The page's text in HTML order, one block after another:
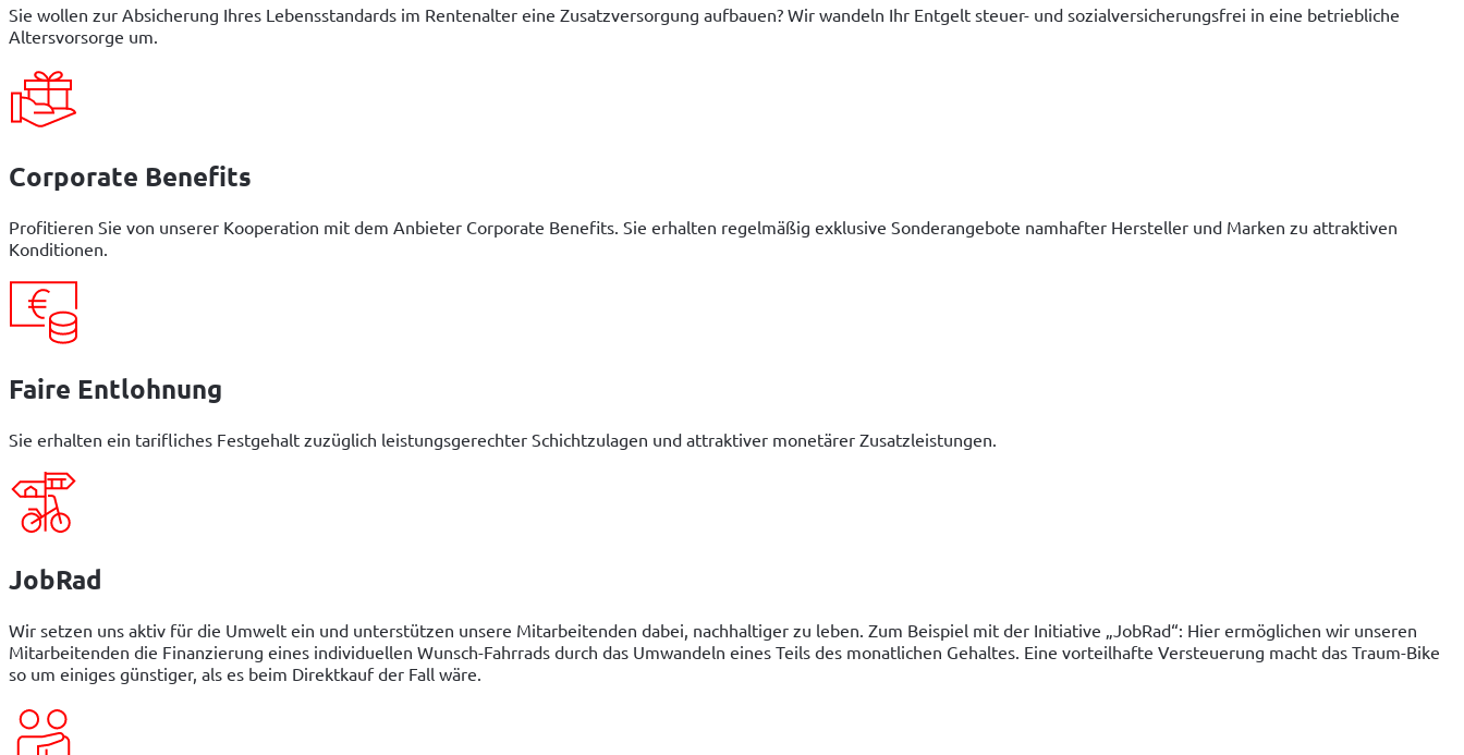
Sie wollen zur Absicherung Ihres Lebensstandards im Rentenalter eine Zusatzversorgung aufbauen? Wir wandeln Ihr Entgelt steuer- und sozialversicherungsfrei in eine betriebliche
Altersvorsorge um.
Corporate Benefits
Profitieren Sie von unserer Kooperation mit dem Anbieter Corporate Benefits. Sie erhalten regelmäßig exklusive Sonderangebote namhafter Hersteller und Marken zu attraktiven
Konditionen.
Faire Entlohnung
Sie erhalten ein tarifliches Festgehalt zuzüglich leistungsgerechter Schichtzulagen und attraktiver monetärer Zusatzleistungen.
JobRad
Wir setzen uns aktiv für die Umwelt ein und unterstützen unsere Mitarbeitenden dabei, nachhaltiger zu leben. Zum Beispiel mit der Initiative „JobRad“: Hier ermöglichen wir unseren
Mitarbeitenden die Finanzierung eines individuellen Wunsch-Fahrrads durch das Umwandeln eines Teils des monatlichen Gehaltes. Eine vorteilhafte Versteuerung macht das Traum-Bike
so um einiges günstiger, als es beim Direktkauf der Fall wäre.